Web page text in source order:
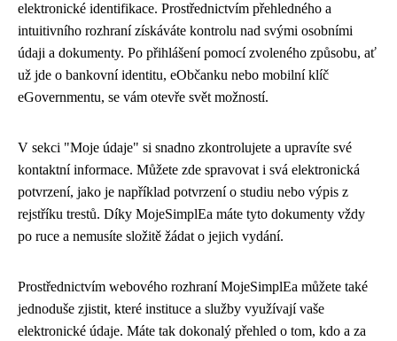
elektronické identifikace. Prostřednictvím přehledného a
intuitivního rozhraní získáváte kontrolu nad svými osobními
údaji a dokumenty. Po přihlášení pomocí zvoleného způsobu, ať
už jde o bankovní identitu, eObčanku nebo mobilní klíč
eGovernmentu, se vám otevře svět možností.
V sekci "Moje údaje" si snadno zkontrolujete a upravíte své
kontaktní informace. Můžete zde spravovat i svá elektronická
potvrzení, jako je například potvrzení o studiu nebo výpis z
rejstříku trestů. Díky MojeSimplEa máte tyto dokumenty vždy
po ruce a nemusíte složitě žádat o jejich vydání.
Prostřednictvím webového rozhraní MojeSimplEa můžete také
jednoduše zjistit, které instituce a služby využívají vaše
elektronické údaje. Máte tak dokonalý přehled o tom, kdo a za